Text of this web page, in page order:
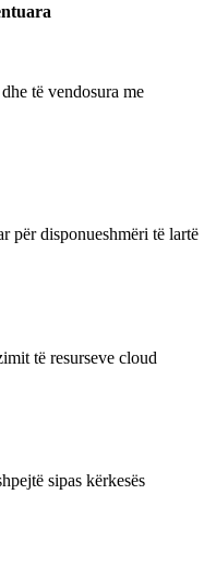
të vendosura me
për disponueshmëri të lartë
të resurseve cloud
sipas kërkesës